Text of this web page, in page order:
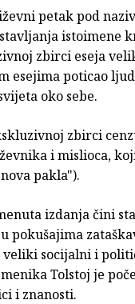
petak pod
istoimene
zbirci eseja
esejima poticao
oko sebe.
zbirci
i mislioca,
pakla").
izdanja čini
pokušajima
veliki socijalni i
Tolstoj je
i znanosti.